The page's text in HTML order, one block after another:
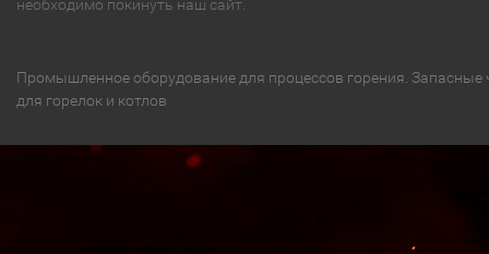
необходимо покинуть наш сайт.
Промышленное оборудование для процессов горения. Запасные
для горелок и котлов